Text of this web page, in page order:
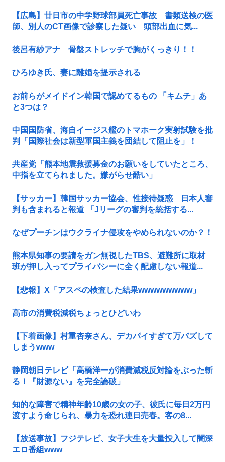
【広島】廿日市の中学野球部員死亡事故 書類送検の医
師、別人のCT画像で診察した疑い 頭部出血に気...
後呂有紗アナ 骨盤ストレッチで胸がくっきり！！
ひろゆき氏、妻に離婚を提示される
お前らがメイドイン韓国で認めてるもの 「キムチ」あ
と3つは？
中国国防省、海自イージス艦のトマホーク実射試験を批
判「国際社会は新型軍国主義を団結して阻止を」！
共産党「熊本地震救援募金のお願いをしていたところ、
中指を立てられました。嫌がらせ酷い」
【サッカー】韓国サッカー協会、性接待疑惑 日本人審
判も含まれると報道 「Jリーグの審判を統括する...
なぜプーチンはウクライナ侵攻をやめられないのか？！
熊本県知事の要請をガン無視したTBS、避難所に取材
班が押し入ってプライバシーに全く配慮しない報道...
【悲報】X「アスペの検査した結果wwwwwwwww」
高市の消費税減税ちょっとひどいわ
【下着画像】村重杏奈さん、デカパイすぎて万バズして
しまうwww
静岡朝日テレビ「高橋洋一が消費減税反対論をぶった斬
る！『財源ない』を完全論破」
知的な障害で精神年齢10歳の女の子、彼氏に毎日2万円
渡すよう命じられ、暴力を恐れ連日売春。客の8...
【放送事故】フジテレビ、女子大生を大量投入して闇深
エロ番組www